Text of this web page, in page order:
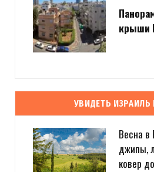
крыши
УВИДЕТЬ
Весна
джипы,
ковер